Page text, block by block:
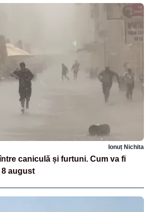
Ionuț Nichita
caniculă și furtuni. Cum va fi
8 august